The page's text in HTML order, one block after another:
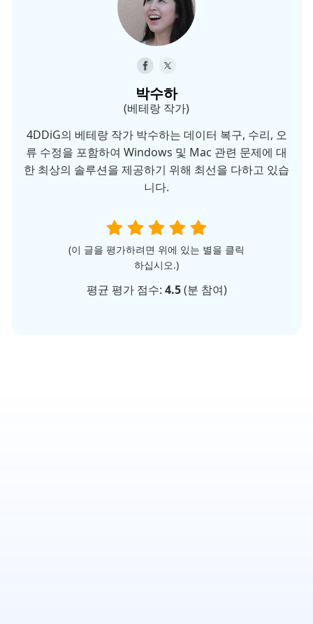
박수하
(베테랑 작가)
4DDiG의 베테랑 작가 박수하는 데이터 복구, 수리, 오
류 수정을 포함하여 Windows 및 Mac 관련 문제에 대
한 최상의 솔루션을 제공하기 위해 최선을 다하고 있습
니다.
(이 글을 평가하려면 위에 있는 별을 클릭
하십시오.)
평균 평가 점수: 4.5(분 참여)